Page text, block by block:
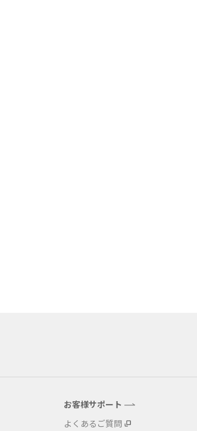
お客様サポート
よくあるご質問